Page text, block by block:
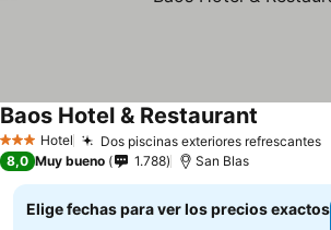
3 Estrellas
Hotel Dos piscinas exteriores refrescantes
Baos Hotel & Restaurant
8,0 Muy bueno 1.788 San Blas
Elige fechas para ver los precios exactos